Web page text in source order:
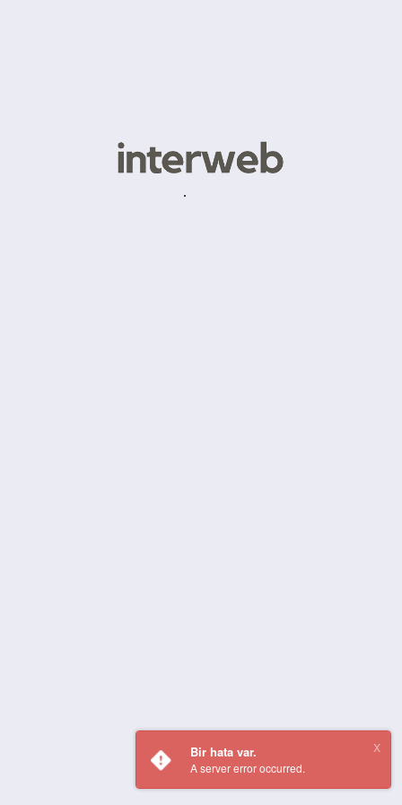
Bir hata var.
A server error occurred.